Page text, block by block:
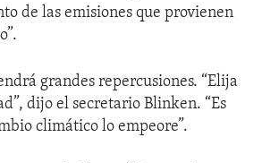
de las emisiones que provienen
grandes repercusiones. “Elija
dijo el secretario Blinken. “Es
climático lo empeore”.